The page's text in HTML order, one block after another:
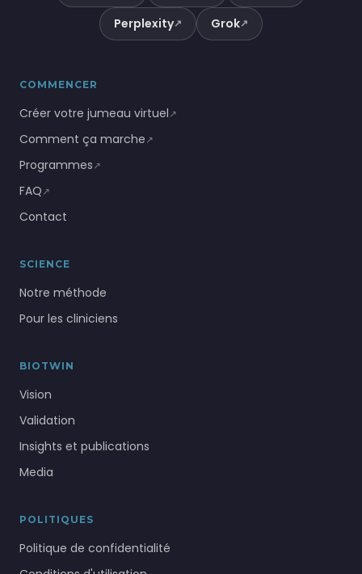
Perplexity↗ Grok↗
COMMENCER
Créer votre jumeau virtuel↗
Comment ça marche↗
Programmes↗
FAQ↗
Contact
SCIENCE
Notre méthode
Pour les cliniciens
BIOTWIN
Vision
Validation
Insights et publications
Media
POLITIQUES
Politique de confidentialité